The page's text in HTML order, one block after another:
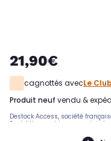
21,90€
cagnottés avecLe
produit neuf vendu &
Destock Access, société
Expédition rapide avec suivi et